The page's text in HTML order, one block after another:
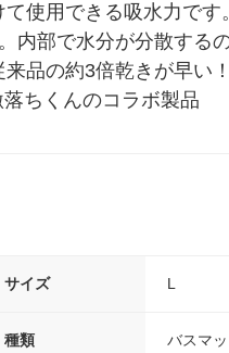
使用できる吸水力で
内部で水分が分散する
品の約3倍乾きが早い
ちくんのコラボ製品
サイズ L
種類 バスマッ